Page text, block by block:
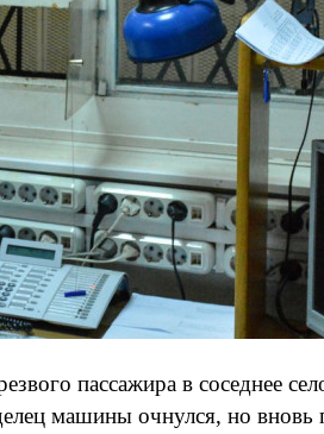
пассажира в соседнее
машины очнулся, но